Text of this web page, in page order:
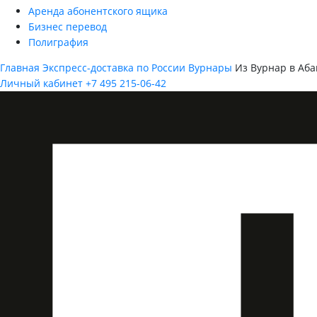
Аренда абонентского ящика
Бизнес перевод
Полиграфия
Главная Экспресс-доставка по России Вурнары Из Вурнар в
Личный кабинет +7 495 215-06-42